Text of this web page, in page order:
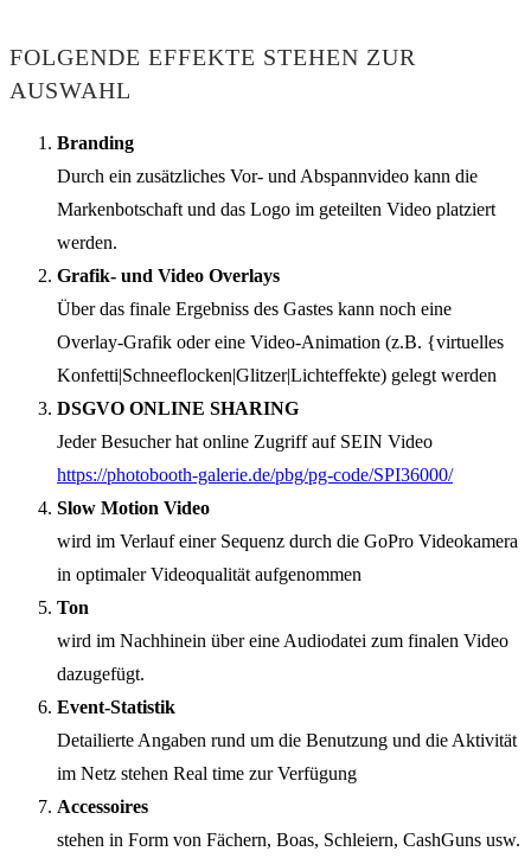
FOLGENDE EFFEKTE STEHEN ZUR
AUSWAHL
Branding
Durch ein zusätzliches Vor- und Abspannvideo kann die
Markenbotschaft und das Logo im geteilten Video platziert
werden.
Grafik- und Video Overlays
Über das finale Ergebniss des Gastes kann noch eine
Overlay-Grafik oder eine Video-Animation (z.B. {virtuelles
Konfetti|Schneeflocken|Glitzer|Lichteffekte) gelegt werden
DSGVO ONLINE SHARING
Jeder Besucher hat online Zugriff auf SEIN Video
https://photobooth-galerie.de/pbg/pg-code/SPI36000/
Slow Motion Video
wird im Verlauf einer Sequenz durch die GoPro Videokamera
in optimaler Videoqualität aufgenommen
Ton
wird im Nachhinein über eine Audiodatei zum finalen Video
dazugefügt.
Event-Statistik
Detailierte Angaben rund um die Benutzung und die Aktivität
im Netz stehen Real time zur Verfügung
Accessoires
stehen in Form von Fächern, Boas, Schleiern, CashGuns usw.